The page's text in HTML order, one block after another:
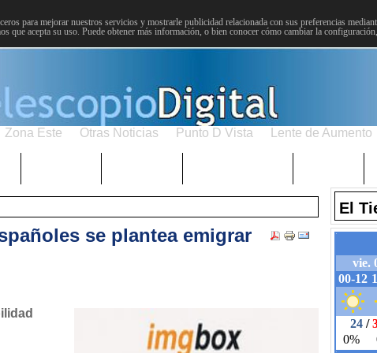
para mejorar nuestros servicios y mostrarle publicidad relacionada con sus preferencias
que acepta su uso. Puede obtener más información, o bien conocer cómo cambiar la
Zona Este Otras Noticias Punto D Vista Lente de Aumento
se plantea emigrar
El